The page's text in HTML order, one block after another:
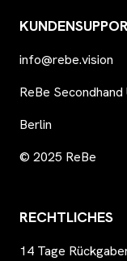
info@rebe.vision
ReBe
Berlin
© 2025 ReBe
RECHTLICHES
14 Tage